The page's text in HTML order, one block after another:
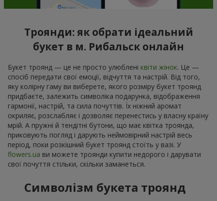
Троянди: як обрати ідеальний
букет в м. Рибальск онлайн
Букет троянд — це не просто улюблені квіти жінок. Це —
спосіб передати свої емоції, відчуття та настрій. Від того,
яку колірну гаму ви виберете, якого розміру букет троянд
придбаєте, залежить символіка подарунка, відображення
гармонії, настрій, та сила почуттів. Їх ніжний аромат
окриляє, розслабляє і дозволяє перенестись у власну країну
мрій. А пружні й тендітні бутони, що має квітка троянда,
приковують погляд і дарують неймовірний настрій весь
період, поки розкішний букет троянд стоїть у вазі. У
flowers.ua ви можете троянди купити недорого і дарувати
свої почуття стільки, скільки заманеться.
Символізм букета троянд